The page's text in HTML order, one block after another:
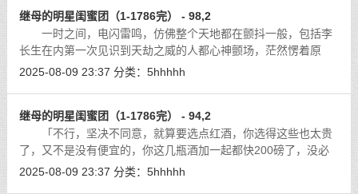
继母的明星闺蜜团（1-1786完） - 98,2
一时之间，电闪雷鸣，仿佛整个天地都在颤抖一般，包括李
长生在内第一次见识到天劫之威的人都心神颤场，茫然愣着原
地，面对这样的天威，一时间竟不知该如何是好。
2025-08-09 23:37 分类： 5hhhhh
继母的明星闺蜜团（1-1786完） - 94,2
「不行，坚决不同意，就算要选点红酒，你选得这些也太贵
了，又不是没有便宜的，你这几瓶酒加一起都快200磅了，没必
要这样浪费钱。」[详细]
2025-08-09 23:37 分类： 5hhhhh